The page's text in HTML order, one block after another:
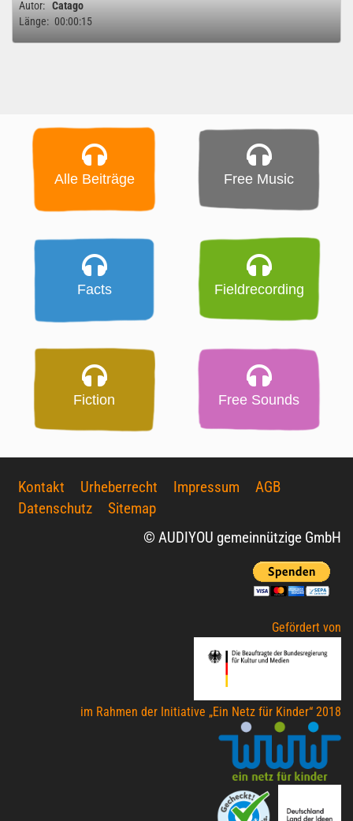
Autor: Catago
Länge: 00:00:15
Alle Beiträge Free Music
Facts Fieldrecording
Fiction Free Sounds
Kontakt Urheberrecht Impressum
AGB
Datenschutz
Sitemap
© AUDIYOU gemeinnützige GmbH
Gefördert von
im Rahmen der Initiative „Ein Netz für Kinder“ 2018